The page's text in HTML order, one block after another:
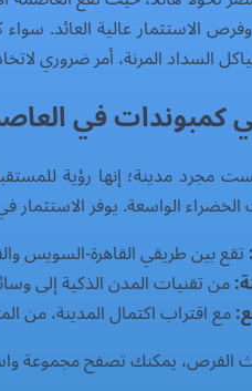
وفرص الاستثمار عالية
السداد المرنة، أمر ضروري
كمبوندات في
الواسعة. يوفر الاستثمار
تقع بين طريقي القاهرة-السويس
من تقنيات المدن الذكية إلى
مع اقتراب اكتمال المدينة، من
الفرص، يمكنك تصفح مجموعة